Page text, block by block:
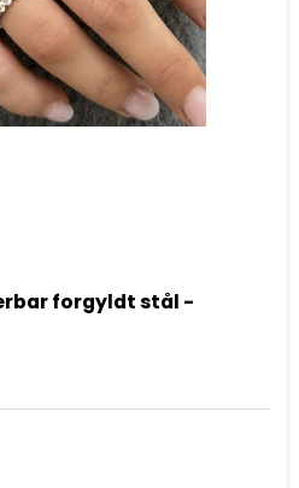
forgyldt stål -